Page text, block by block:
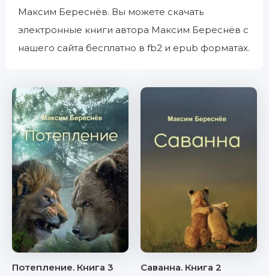
Максим Береснёв. Вы можете скачать
электронные книги автора Максим Береснёв с
нашего сайта бесплатно в fb2 и epub форматах.
Потепление. Книга 3
Саванна. Книга 2